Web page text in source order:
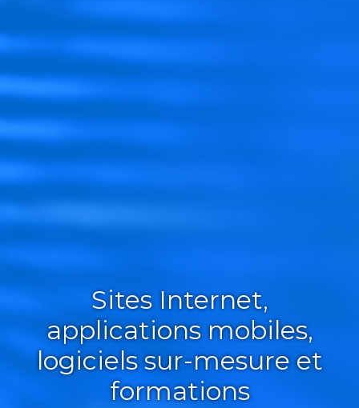
Sites Internet,
applications mobiles,
logiciels sur-mesure et
formations